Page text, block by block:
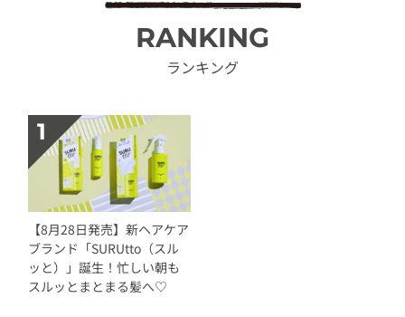
RANKING
ランキング
【8月28日発売】新ヘアケア
ブランド「SURUtto（スル
ッと）」誕生！忙しい朝も
スルッとまとまる髪へ♡